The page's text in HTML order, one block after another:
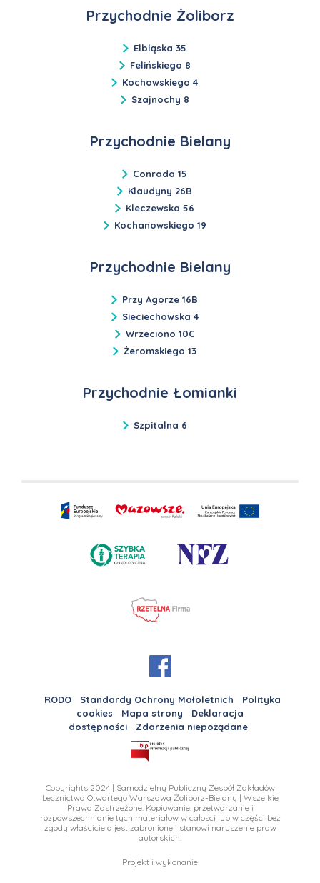
Przychodnie Żoliborz
Elbląska 35
Felińskiego 8
Kochowskiego 4
Szajnochy 8
Przychodnie Bielany
Conrada 15
Klaudyny 26B
Kleczewska 56
Kochanowskiego 19
Przychodnie Bielany
Przy Agorze 16B
Sieciechowska 4
Wrzeciono 10C
Żeromskiego 13
Przychodnie Łomianki
Szpitalna 6
RODO Standardy Ochrony Małoletnich
Polityka
cookies
Mapa strony
Deklaracja
dostępności
Zdarzenia niepożądane
Copyrights 2024 | Samodzielny Publiczny Zespół Zakładów
Lecznictwa Otwartego Warszawa Żoliborz-Bielany | Wszelkie
Prawa Zastrzeżone. Kopiowanie, przetwarzanie i
rozpowszechnianie tych materiałow w całosci lub w części bez
zgody właściciela jest zabronione i stanowi naruszenie praw
autorskich.
Projekt i wykonanie